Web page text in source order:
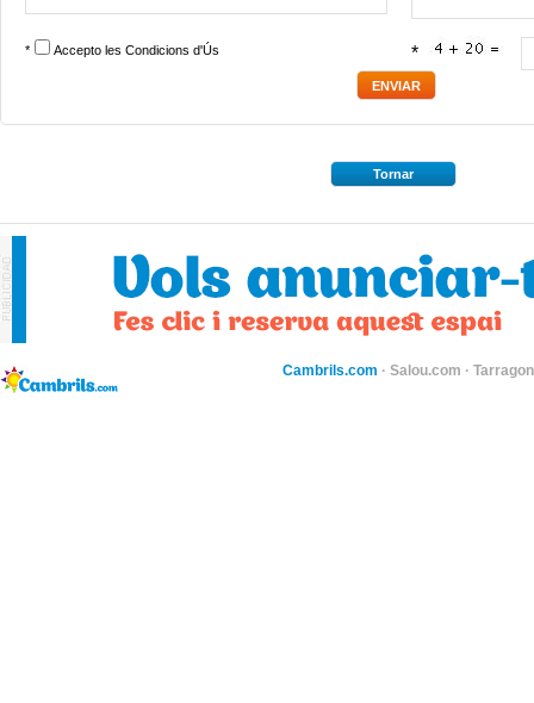
* Accepto les Condicions d'Ús *
Tornar
Cambrils.com · Salou.com ·